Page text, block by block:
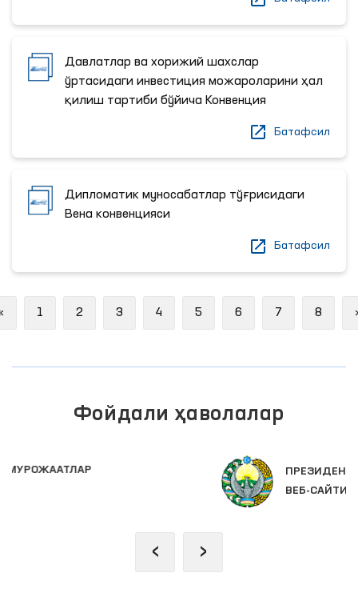
Давлатлар ва хорижий шахслар
ўртасидаги инвестиция можароларини ҳал
қилиш тартиби бўйича Конвенция
Батафсил
Дипломатик муносабатлар тўғрисидаги
Вена конвенцияси
Батафсил
Previous
1 2 3 4 5 6 7 8
Фойдали ҳаволалар
ПРЕЗИДЕНТНИНГ РАСМИЙ
‹ ›